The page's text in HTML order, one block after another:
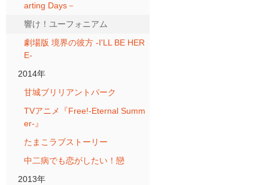
arting Days－
響け！ユーフォニアム
劇場版 境界の彼方 -I'LL BE HER
E-
2014年
甘城ブリリアントパーク
TVアニメ『Free!-Eternal Summ
er-』
たまこラブストーリー
中二病でも恋がしたい！戀
2013年